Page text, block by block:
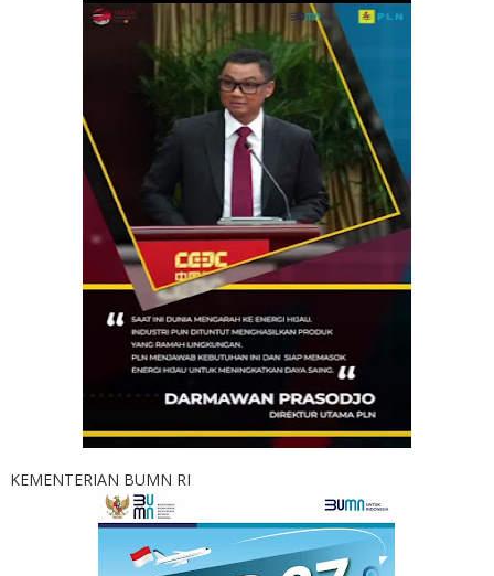
KEMENTERIAN BUMN RI